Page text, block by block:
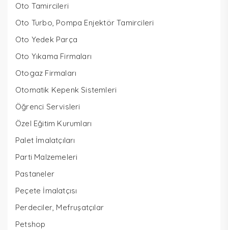
Oto Tamircileri
Oto Turbo, Pompa Enjektör Tamircileri
Oto Yedek Parça
Oto Yıkama Firmaları
Otogaz Firmaları
Otomatik Kepenk Sistemleri
Öğrenci Servisleri
Özel Eğitim Kurumları
Palet İmalatçıları
Parti Malzemeleri
Pastaneler
Peçete İmalatçısı
Perdeciler, Mefruşatçılar
Petshop